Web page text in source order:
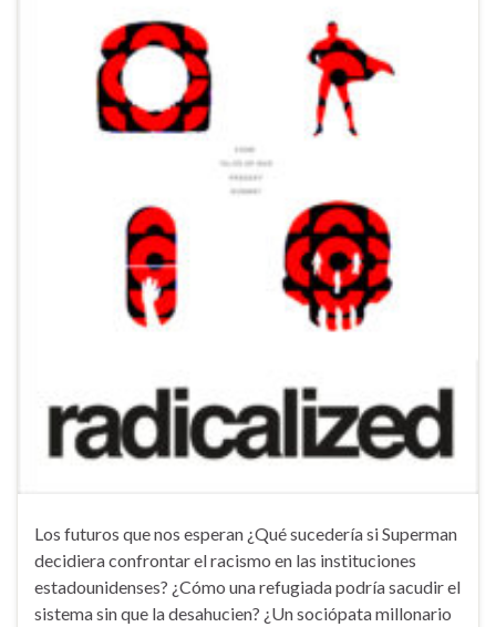
Los futuros que nos esperan ¿Qué sucedería si Superman
decidiera confrontar el racismo en las instituciones
estadounidenses? ¿Cómo una refugiada podría sacudir el
sistema sin que la desahucien? ¿Un sociópata millonario